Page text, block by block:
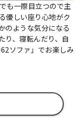
も一際目立つので主
優しい座り心地がク
のような気分になる
り、寝転んだり、自
ソファ」でお楽しみ